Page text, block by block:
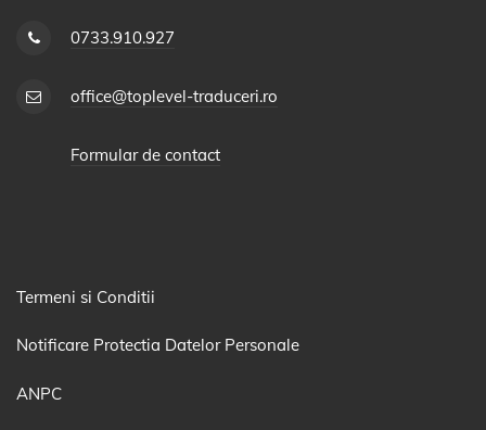
0733.910.927
office@toplevel-traduceri.ro
Formular de contact
Termeni si Conditii
Notificare Protectia Datelor Personale
ANPC